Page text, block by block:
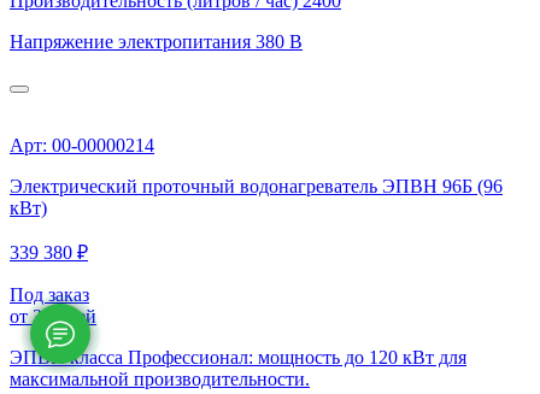
Напряжение электропитания 380 В
Арт: 00-00000214
Электрический проточный водонагреватель ЭПВН 96Б (96
кВт)
339 380 ₽
Под заказ
от 3х дней
ЭПВН класса Профессионал: мощность до 120 кВт для
максимальной производительности.